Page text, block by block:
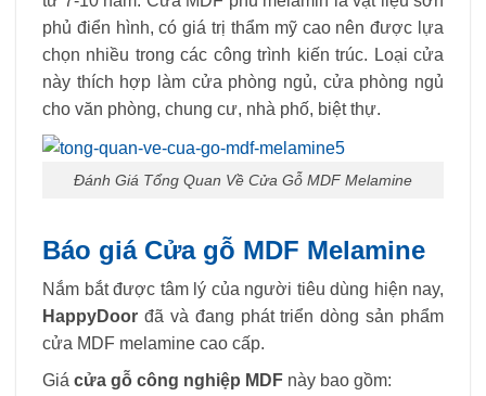
phủ điển hình, có giá trị thẩm mỹ cao nên được lựa
chọn nhiều trong các công trình kiến ​​trúc. Loại cửa
này thích hợp làm cửa phòng ngủ, cửa phòng ngủ
cho văn phòng, chung cư, nhà phố, biệt thự.
Đánh Giá Tổng Quan Về Cửa Gỗ MDF Melamine
Báo giá Cửa gỗ MDF Melamine
Nắm bắt được tâm lý của người tiêu dùng hiện nay,
HappyDoor đã và đang phát triển dòng sản phẩm
cửa MDF melamine cao cấp.
Giá cửa gỗ công nghiệp MDF này bao gồm: